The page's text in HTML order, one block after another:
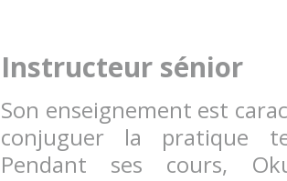
Instructeur sénior
Son enseignement est
conjuguer la pratique
Pendant ses cours,